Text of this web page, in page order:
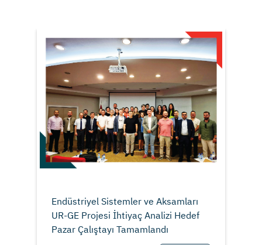
Endüstriyel Sistemler ve Aksamları
UR-GE Projesi İhtiyaç Analizi Hedef